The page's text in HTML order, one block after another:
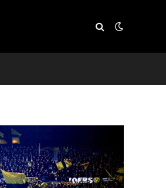
der Dialog geschlossen. Seine